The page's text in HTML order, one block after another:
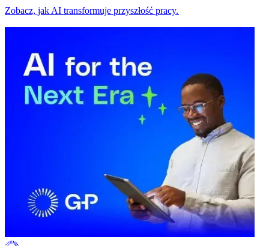
Zobacz, jak AI transformuje przyszłość pracy.​​